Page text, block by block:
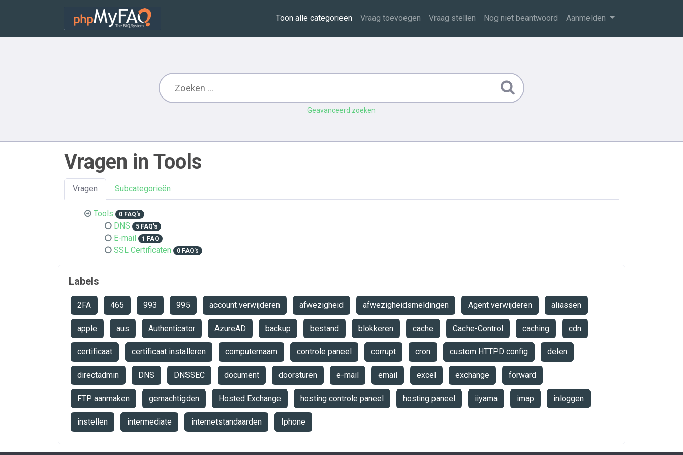
Toon alle categorieën Vraag toevoegen Vraag stellen Nog niet beantwoord Aanmelden
Geavanceerd zoeken
Vragen in Tools
Vragen Subcategorieën
Tools 0 FAQ's
DNS 5 FAQ's
E-mail 1 FAQ
SSL Certificaten 0 FAQ's
Labels
2FA 465 993 995 account verwijderen afwezigheid afwezigheidsmeldingen Agent verwijderen aliassen
apple aus Authenticator AzureAD backup bestand blokkeren cache Cache-Control caching cdn
certificaat certificaat installeren computernaam controle paneel corrupt cron custom HTTPD config delen
directadmin DNS DNSSEC document doorsturen e-mail email excel exchange forward
FTP aanmaken gemachtigden Hosted Exchange hosting controle paneel hosting paneel iiyama imap inloggen
instellen intermediate internetstandaarden Iphone